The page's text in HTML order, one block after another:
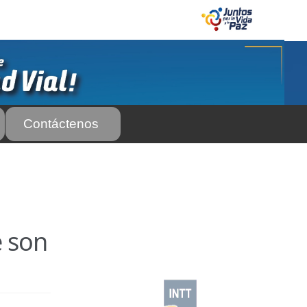
Contáctenos
Frecuente
INTT
Medios Publicitarios
son